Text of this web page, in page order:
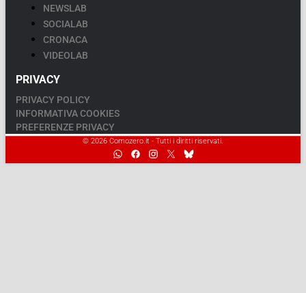
NEWSLAB
SOCIALAB
CRONACA
VIDEOLAB
PRIVACY
PRIVACY POLICY
INFORMATIVA COOKIES
PREFERENZE PRIVACY
© 2026 Comozero.it - Tutti i diritti riservati.